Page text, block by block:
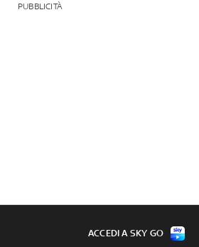
PUBBLICITÀ
ACCEDI A SKY GO